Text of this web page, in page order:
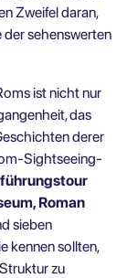
Zweifel daran,
der sehenswerten
ist nicht nur
das
derer
Sightseeing-
Roman
sieben
kennen sollten,
zu